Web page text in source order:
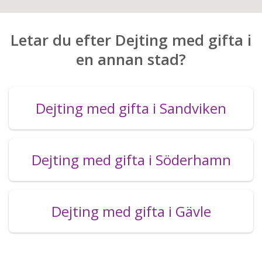
Letar du efter Dejting med gifta i
en annan stad?
Dejting med gifta i Sandviken
Dejting med gifta i Söderhamn
Dejting med gifta i Gävle